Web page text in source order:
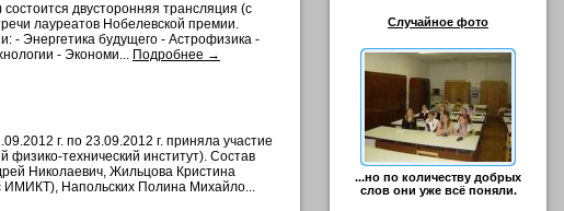
двусторонняя трансляция (с
лауреатов Нобелевской премии.
- Энергетика будущего - Астрофизика -
- Экономи... Подробнее →
г. по 23.09.2012 г. приняла участие
физико-технический институт). Состав
Николаевич, Жильцова Кристина
ИМИКТ), Напольских Полина Михайло...
Случайное фото
...но по количеству добрых
слов они уже всё поняли.